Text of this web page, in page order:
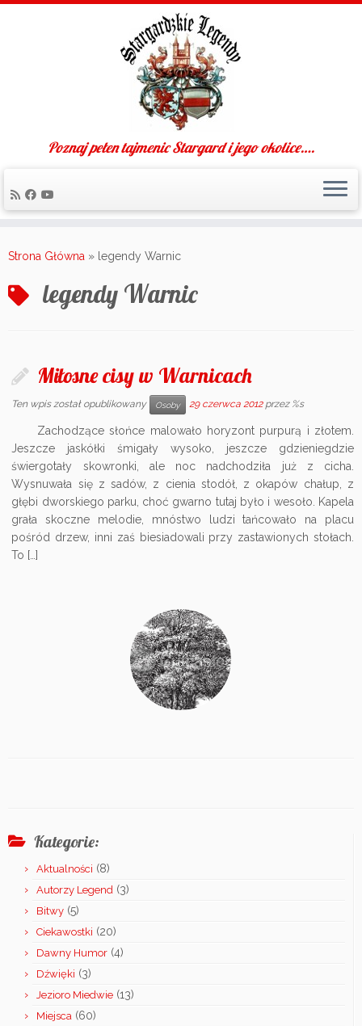
to
Poznaj pełen tajmenic Stargard i jego okolice….
Strona Główna » legendy Warnic
legendy Warnic
Miłosne cisy w Warnicach
Ten wpis został opublikowany Osoby 29 czerwca 2012 przez %s
Zachodzące słońce malowało horyzont purpurą i złotem.
Jeszcze jaskółki śmigały wysoko, jeszcze gdzieniegdzie
świergotały skowronki, ale noc nadchodziła już z cicha.
Wysnuwała się z sadów, z cienia stodół, z okapów chałup, z
głębi dworskiego parku, choć gwarno tutaj było i wesoło. Kapela
grała skoczne melodie, mnóstwo ludzi tańcowało na placu
pośród drzew, inni zaś biesiadowali przy zastawionych stołach.
To […]
Kategorie:
Aktualności (8)
Autorzy Legend (3)
Bitwy (5)
Ciekawostki (20)
Dawny Humor (4)
Dźwięki (3)
Jezioro Miedwie (13)
Miejsca (60)